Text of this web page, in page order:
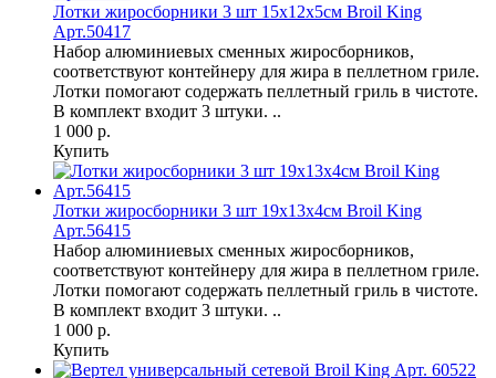
Лотки жиросборники 3 шт 15х12х5см Broil King
Арт.50417
Набор алюминиевых сменных жиросборников,
соответствуют контейнеру для жира в пеллетном гриле.
Лотки помогают содержать пеллетный гриль в чистоте.
В комплект входит 3 штуки. ..
1 000 р.
Купить
Лотки жиросборники 3 шт 19х13х4см Broil King
Арт.56415
Набор алюминиевых сменных жиросборников,
соответствуют контейнеру для жира в пеллетном гриле.
Лотки помогают содержать пеллетный гриль в чистоте.
В комплект входит 3 штуки. ..
1 000 р.
Купить